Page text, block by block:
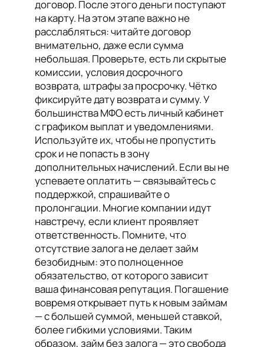
договор. После этого деньги поступают
на карту. На этом этапе важно не
расслабляться: читайте договор
внимательно, даже если сумма
небольшая. Проверьте, есть ли скрытые
комиссии, условия досрочного
возврата, штрафы за просрочку. Чётко
фиксируйте дату возврата и сумму. У
большинства МФО есть личный кабинет
с графиком выплат и уведомлениями.
Используйте их, чтобы не пропустить
срок и не попасть в зону
дополнительных начислений. Если вы не
успеваете оплатить — связывайтесь с
поддержкой, спрашивайте о
пролонгации. Многие компании идут
навстречу, если клиент проявляет
ответственность. Помните, что
отсутствие залога не делает займ
безобидным: это полноценное
обязательство, от которого зависит
ваша финансовая репутация. Погашение
вовремя открывает путь к новым займам
— с большей суммой, меньшей ставкой,
более гибкими условиями. Таким
образом, займ без залога — это свобода